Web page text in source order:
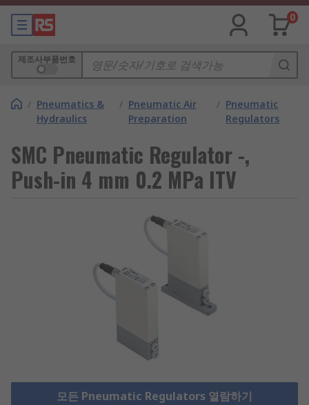
0
제조사부품번호
/ Pneumatics &
Hydraulics
/ Pneumatic Air
Preparation
/ Pneumatic
Regulators
SMC Pneumatic Regulator -,
Push-in 4 mm 0.2 MPa ITV
모든 Pneumatic Regulators 열람하기